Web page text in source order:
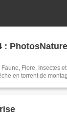
:
Flore, Insectes
en torrent de